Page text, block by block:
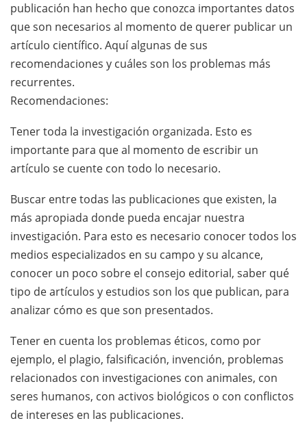
publicación han hecho que conozca importantes datos
que son necesarios al momento de querer publicar un
artículo científico. Aquí algunas de sus
recomendaciones y cuáles son los problemas más
recurrentes.
Recomendaciones:
Tener toda la investigación organizada. Esto es
importante para que al momento de escribir un
artículo se cuente con todo lo necesario.
Buscar entre todas las publicaciones que existen, la
más apropiada donde pueda encajar nuestra
investigación. Para esto es necesario conocer todos los
medios especializados en su campo y su alcance,
conocer un poco sobre el consejo editorial, saber qué
tipo de artículos y estudios son los que publican, para
analizar cómo es que son presentados.
Tener en cuenta los problemas éticos, como por
ejemplo, el plagio, falsificación, invención, problemas
relacionados con investigaciones con animales, con
seres humanos, con activos biológicos o con conflictos
de intereses en las publicaciones.